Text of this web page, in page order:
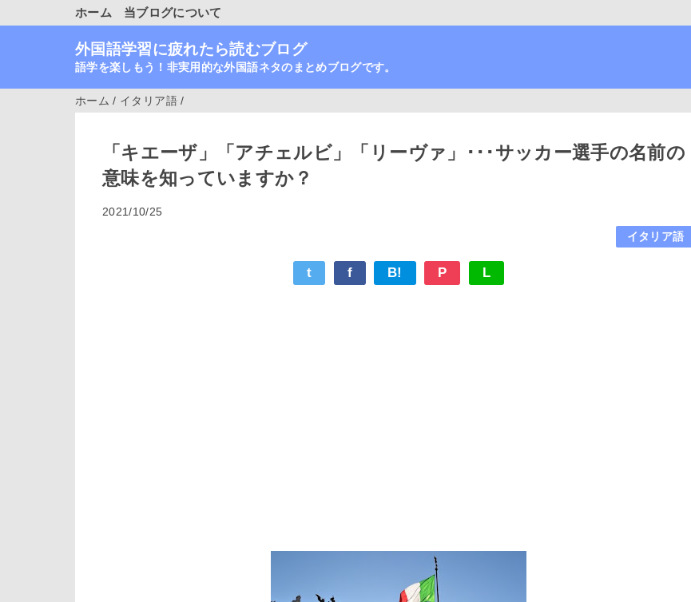
ホーム 当ブログについて
外国語学習に疲れたら読むブログ
語学を楽しもう！非実用的な外国語ネタのまとめブログです。
ホーム / イタリア語 /
「キエーザ」「アチェルビ」「リーヴァ」･･･サッカー選手の名前の
意味を知っていますか？
2021/10/25
イタリア語
t f B! P L